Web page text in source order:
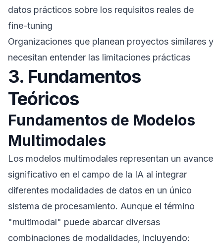
datos prácticos sobre los requisitos reales de
fine-tuning
Organizaciones que planean proyectos similares y
necesitan entender las limitaciones prácticas
3. Fundamentos
Teóricos
Fundamentos de Modelos
Multimodales
Los modelos multimodales representan un avance
significativo en el campo de la IA al integrar
diferentes modalidades de datos en un único
sistema de procesamiento. Aunque el término
"multimodal" puede abarcar diversas
combinaciones de modalidades, incluyendo: